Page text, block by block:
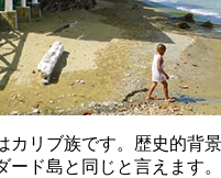
カリブ族です。歴史的背
ード島と同じと言えます。